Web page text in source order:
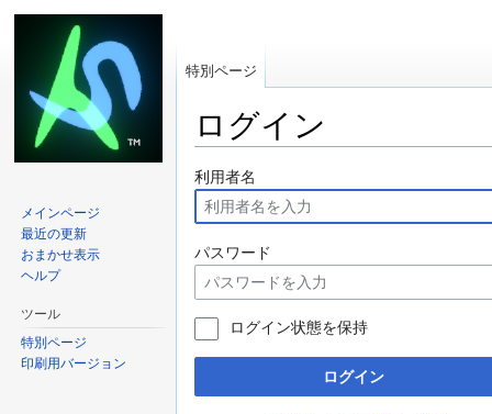
ログイン
利用者名
パスワード
ログイン状態を保持
ログイン
特別ページ
メインページ
最近の更新
おまかせ表示
ヘルプ
ツール
特別ページ
印刷用バージョン